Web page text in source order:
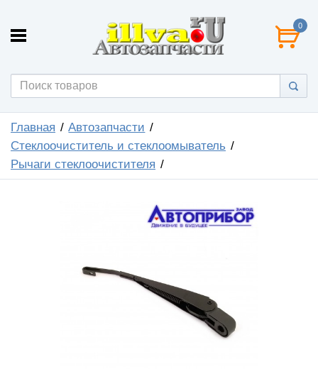
0
Главная
Автозапчасти
Стеклоочиститель и стеклоомыватель
Рычаги стеклоочистителя